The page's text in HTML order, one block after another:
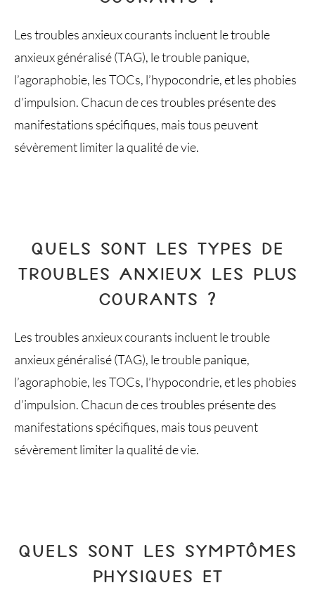
Les troubles anxieux courants incluent le trouble
anxieux généralisé (TAG), le trouble panique,
l’agoraphobie, les TOCs, l’hypocondrie, et les phobies
d’impulsion. Chacun de ces troubles présente des
manifestations spécifiques, mais tous peuvent
sévèrement limiter la qualité de vie.
QUELS SONT LES TYPES DE
TROUBLES ANXIEUX LES PLUS
COURANTS ?
Les troubles anxieux courants incluent le trouble
anxieux généralisé (TAG), le trouble panique,
l’agoraphobie, les TOCs, l’hypocondrie, et les phobies
d’impulsion. Chacun de ces troubles présente des
manifestations spécifiques, mais tous peuvent
sévèrement limiter la qualité de vie.
QUELS SONT LES SYMPTÔMES
PHYSIQUES ET